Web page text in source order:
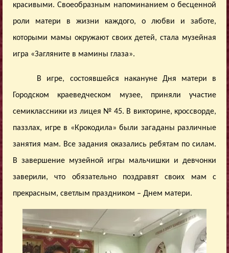
красивыми. Своеобразным напоминанием о бесценной
роли матери в жизни каждого, о любви и заботе,
которыми мамы окружают своих детей, стала музейная
игра «Загляните в мамины глаза».
В игре, состоявшейся накануне Дня матери в
Городском краеведческом музее, приняли участие
семиклассники из лицея № 45. В викторине, кроссворде,
паззлах, игре в «Крокодила» были загаданы различные
занятия мам. Все задания оказались ребятам по силам.
В завершение музейной игры мальчишки и девчонки
заверили, что обязательно поздравят своих мам с
прекрасным, светлым праздником – Днем матери.